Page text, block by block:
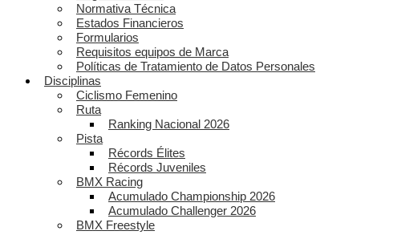
Normativa Técnica
Estados Financieros
Formularios
Requisitos equipos de Marca
Políticas de Tratamiento de Datos Personales
Disciplinas
Ciclismo Femenino
Ruta
Ranking Nacional 2026
Pista
Récords Élites
Récords Juveniles
BMX Racing
Acumulado Championship 2026
Acumulado Challenger 2026
BMX Freestyle